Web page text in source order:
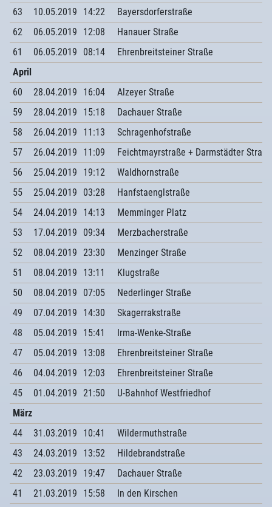
63
10.05.2019 14:22
Bayersdorferstraße
62
06.05.2019 12:08
Hanauer Straße
61
06.05.2019 08:14
Ehrenbreitsteiner Straße
April
60
28.04.2019 16:04
Alzeyer Straße
59
28.04.2019 15:18
Dachauer Straße
58
26.04.2019 11:13
Schragenhofstraße
57
26.04.2019 11:09
Feichtmayrstraße + Darmstädter Straße
56
25.04.2019 19:12
Waldhornstraße
55
25.04.2019 03:28
Hanfstaenglstraße
54
24.04.2019 14:13
Memminger Platz
53
17.04.2019 09:34
Merzbacherstraße
52
08.04.2019 23:30
Menzinger Straße
51
08.04.2019 13:11
Klugstraße
50
08.04.2019 07:05
Nederlinger Straße
49
07.04.2019 14:30
Skagerrakstraße
48
05.04.2019 15:41
Irma-Wenke-Straße
47
05.04.2019 13:08
Ehrenbreitsteiner Straße
46
04.04.2019 12:03
Ehrenbreitsteiner Straße
45
01.04.2019 21:50
U-Bahnhof Westfriedhof
März
44
31.03.2019 10:41
Wildermuthstraße
43
24.03.2019 13:52
Hildebrandstraße
42
23.03.2019 19:47
Dachauer Straße
41
21.03.2019 15:58 In den Kirschen